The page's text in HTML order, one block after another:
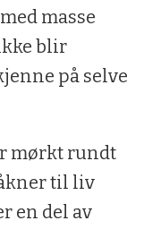
masse
blir
på selve
mørkt rundt
til liv
en del av